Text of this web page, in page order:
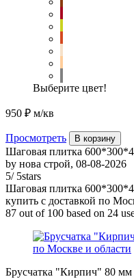
Выберите цвет!
950 ₽ м/кв
Просмотреть В корзину
Шаговая плитка
by нова строй, 08-08-2026
5/ 5stars
Шаговая плитка
купить с доставкой по
87 out of 100 based on 24
Брусчатка "Кирпич" 80 мм